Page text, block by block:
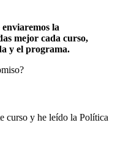
la
mejor cada curso,
y el programa.
curso y he leído la Política